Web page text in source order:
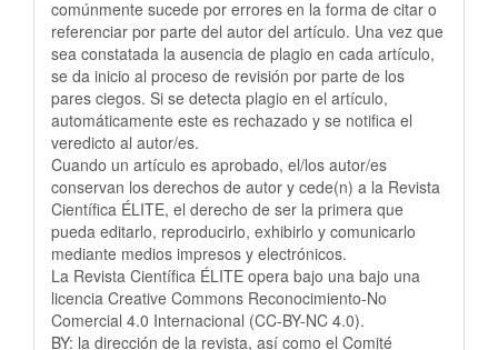
comúnmente sucede por errores en la forma de citar o
referenciar por parte del autor del artículo. Una vez que
sea constatada la ausencia de plagio en cada artículo,
se da inicio al proceso de revisión por parte de los
pares ciegos. Si se detecta plagio en el artículo,
automáticamente este es rechazado y se notifica el
veredicto al autor/es.
Cuando un artículo es aprobado, el/los autor/es
conservan los derechos de autor y cede(n) a la Revista
Científica ÉLITE, el derecho de ser la primera que
pueda editarlo, reproducirlo, exhibirlo y comunicarlo
mediante medios impresos y electrónicos.
La Revista Científica ÉLITE opera bajo una bajo una
licencia Creative Commons Reconocimiento-No
Comercial 4.0 Internacional (CC-BY-NC 4.0).
BY: la dirección de la revista, así como el Comité